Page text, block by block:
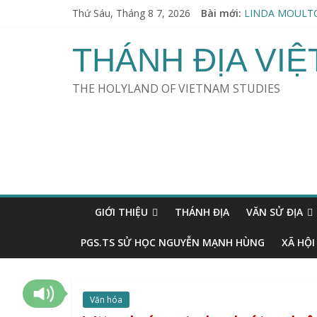
Thứ Sáu, Tháng 8 7, 2026 Bài mới: LINDA
KHOA HỌC &
ERVIN
SWAMI
THÁNH ĐỊA
THE HOLYLAND OF VIETNAM STUDIES
GIỚI THIỆU THÁNH ĐỊA VĂN SỬ ĐỊA
PGS.TS SỬ HỌC NGUYỄN MẠNH HÙNG XÃ
Văn hóa